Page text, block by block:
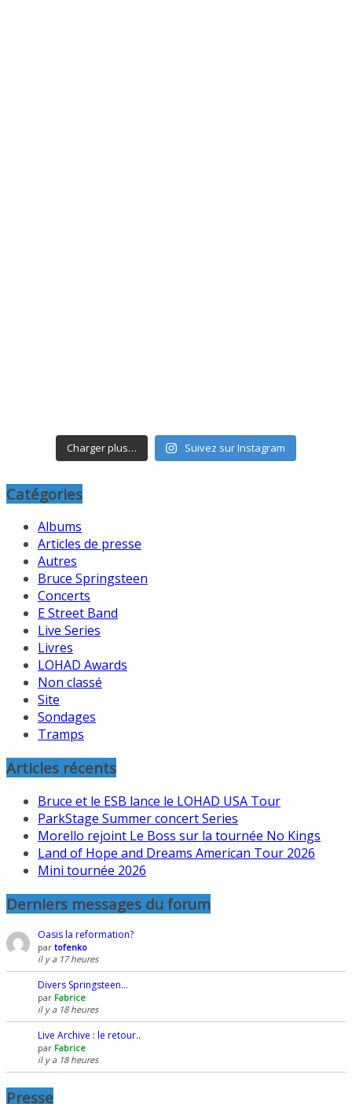
Charger plus… Suivez sur Instagram
Catégories
Albums
Articles de presse
Autres
Bruce Springsteen
Concerts
E Street Band
Live Series
Livres
LOHAD Awards
Non classé
Site
Sondages
Tramps
Articles récents
Bruce et le ESB lance le LOHAD USA Tour
ParkStage Summer concert Series
Morello rejoint Le Boss sur la tournée No Kings
Land of Hope and Dreams American Tour 2026
Mini tournée 2026
Derniers messages du forum
Oasis la reformation?
par tofenko
il y a 17 heures
Divers Springsteen…
par Fabrice
il y a 18 heures
Live Archive : le retour..
par Fabrice
il y a 18 heures
Presse